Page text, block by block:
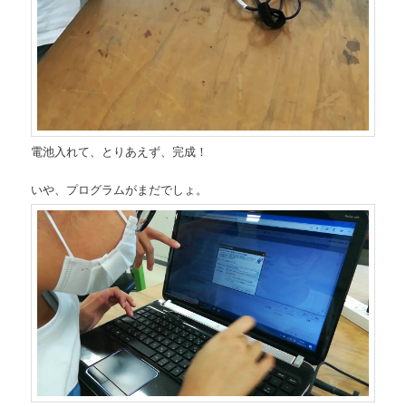
電池入れて、とりあえず、完成！
いや、プログラムがまだでしょ。